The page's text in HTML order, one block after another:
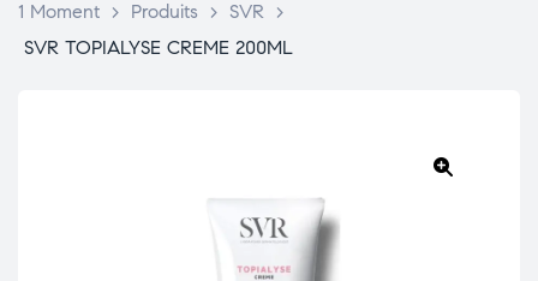
1 Moment > Produits > SVR >
SVR TOPIALYSE CREME 200ML